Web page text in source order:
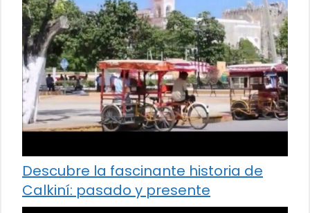
Descubre la fascinante historia de
Calkiní: pasado y presente